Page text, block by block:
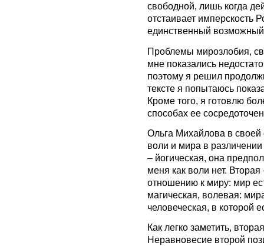
свободной, лишь когда
отстаивает имперскость
единственный
Проблемы мирозлобия,
мне показались
поэтому я решил
тексте я попытаюсь
Кроме того, я готовлю
способах ее
Ольга Михайлова в своей
воли и мира в
– йогическая, она
меня как воли нет.
отношению к миру: мир
магическая, волевая:
человеческая, в которой
Как легко заметить,
Неравновесие второй